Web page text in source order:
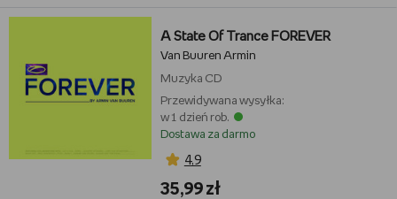
A State Of Trance FOREVER
Van Buuren Armin
Muzyka CD
Przewidywana wysyłka:
w 1 dzień rob.
Dostawa za darmo
4,9
35,99 zł